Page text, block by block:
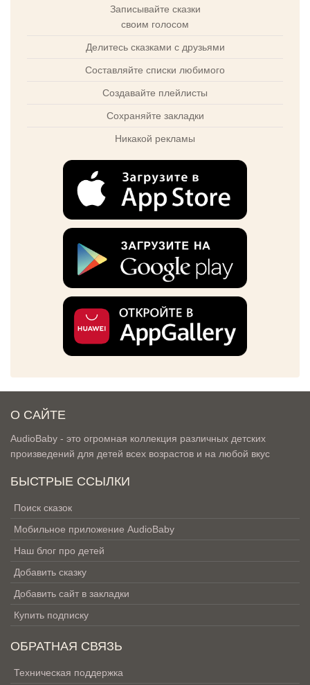
Записывайте сказки
своим голосом
Делитесь сказками с друзьями
Составляйте списки любимого
Создавайте плейлисты
Сохраняйте закладки
Никакой рекламы
О САЙТЕ
AudioBaby - это огромная коллекция различных детских
произведений для детей всех возрастов и на любой вкус
БЫСТРЫЕ ССЫЛКИ
Поиск сказок
Мобильное приложение AudioBaby
Наш блог про детей
Добавить сказку
Добавить сайт в закладки
Купить подписку
ОБРАТНАЯ СВЯЗЬ
Техническая поддержка